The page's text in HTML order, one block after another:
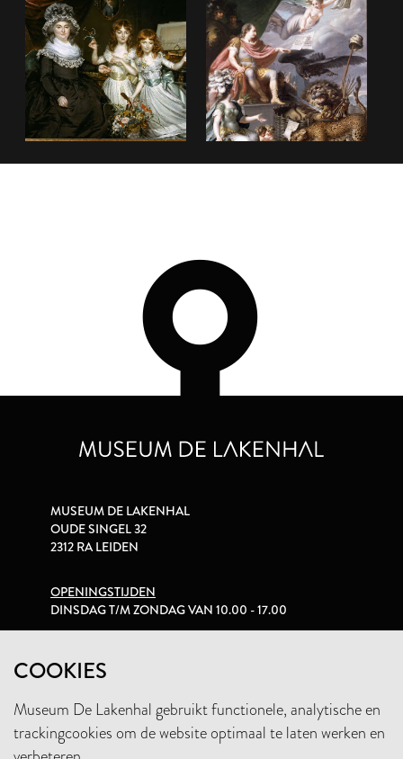
COOKIES
Museum De Lakenhal gebruikt functionele, analytische en
trackingcookies om de website optimaal te laten werken en
MUSEUM DE LAKENHAL
OUDE SINGEL 32
2312 RA LEIDEN
OPENINGSTIJDEN
DINSDAG T/M ZONDAG VAN 10.00 - 17.00
+31 (0)71 5165360
INFO@LAKENHAL.NL